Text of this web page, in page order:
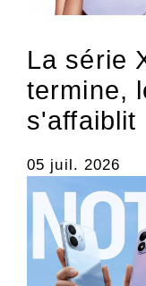
La série
termine,
s'affaiblit
05 juil. 2026